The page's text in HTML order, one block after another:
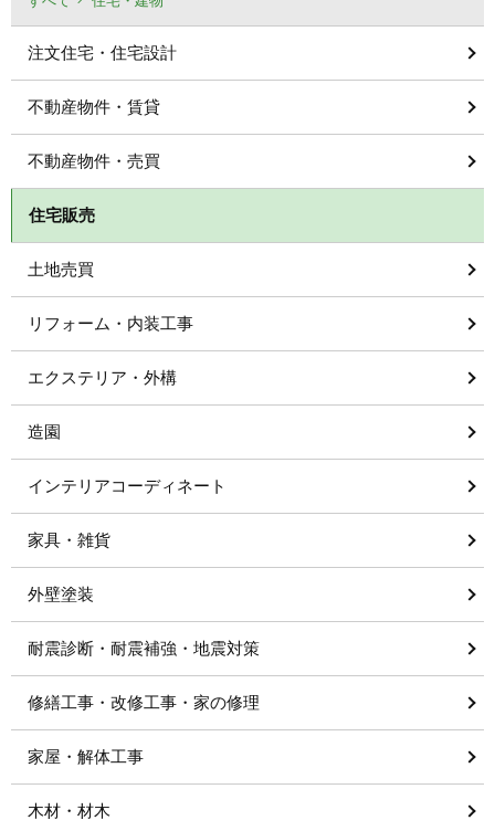
注文住宅・住宅設計
不動産物件・賃貸
不動産物件・売買
住宅販売
土地売買
リフォーム・内装工事
エクステリア・外構
造園
インテリアコーディネート
家具・雑貨
外壁塗装
耐震診断・耐震補強・地震対策
修繕工事・改修工事・家の修理
家屋・解体工事
木材・材木